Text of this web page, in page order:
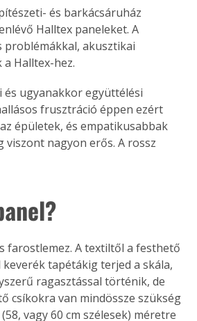
és barkácsáruház
Halltex paneleket. A
problémákkal, akusztikai
Halltex-hez.
ugyanakkor együttélési
frusztráció éppen ezért
épületek, és empatikusabbak
viszont nagyon erős. A rossz
tapétákig terjed a skála,
ragasztással történik, de
csíkokra van mindössze szükség
vagy 60 cm szélesek) méretre